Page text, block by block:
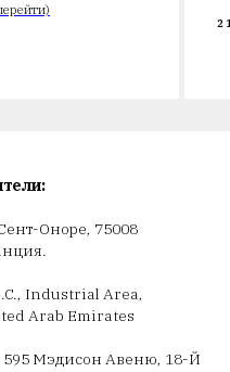
Оноре, 75008
Industrial Area,
Arab Emirates
Мэдисон Авеню, 18-Й